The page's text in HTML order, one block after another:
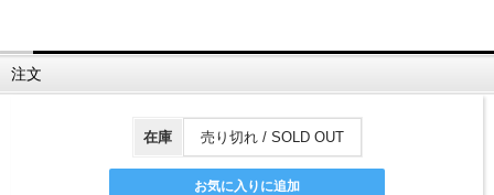
注文
在庫 売り切れ / SOLD OUT